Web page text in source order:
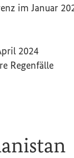
im Januar
2024
Regenfälle